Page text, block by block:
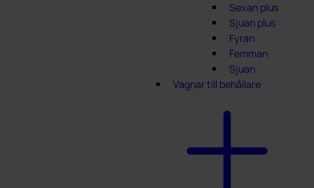
Sexan plus
Sjuan plus
Fyran
Femman
Sjuan
Vagnar till behållare